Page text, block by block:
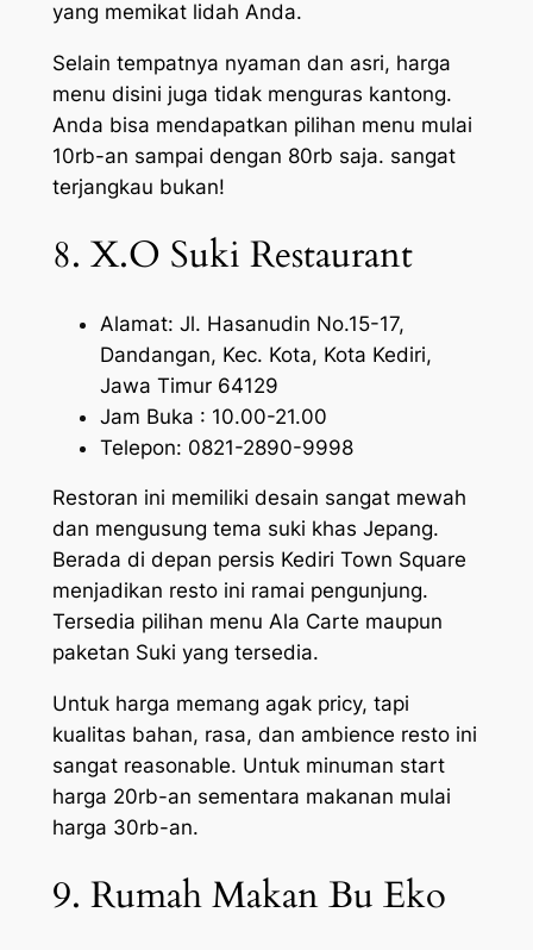
yang memikat lidah Anda.
Selain tempatnya nyaman dan asri, harga
menu disini juga tidak menguras kantong.
Anda bisa mendapatkan pilihan menu mulai
10rb-an sampai dengan 80rb saja. sangat
terjangkau bukan!
8. X.O Suki Restaurant
Alamat: Jl. Hasanudin No.15-17,
Dandangan, Kec. Kota, Kota Kediri,
Jawa Timur 64129
Jam Buka : 10.00-21.00
Telepon: 0821-2890-9998
Restoran ini memiliki desain sangat mewah
dan mengusung tema suki khas Jepang.
Berada di depan persis Kediri Town Square
menjadikan resto ini ramai pengunjung.
Tersedia pilihan menu Ala Carte maupun
paketan Suki yang tersedia.
Untuk harga memang agak pricy, tapi
kualitas bahan, rasa, dan ambience resto ini
sangat reasonable. Untuk minuman start
harga 20rb-an sementara makanan mulai
harga 30rb-an.
9. Rumah Makan Bu Eko